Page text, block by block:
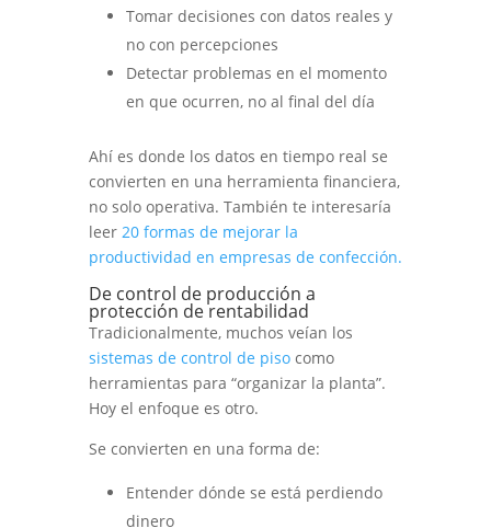
Tomar decisiones con datos reales y
no con percepciones
Detectar problemas en el momento
en que ocurren, no al final del día
Ahí es donde los datos en tiempo real se
convierten en una herramienta financiera,
no solo operativa. También te interesaría
leer 20 formas de mejorar la
productividad en empresas de confección.
De control de producción a
protección de rentabilidad
Tradicionalmente, muchos veían los
sistemas de control de pisocomo
herramientas para “organizar la planta”.
Hoy el enfoque es otro.
Se convierten en una forma de:
Entender dónde se está perdiendo
dinero